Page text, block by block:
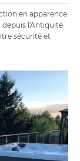
en apparence
depuis l'Antiquité
sécurité et